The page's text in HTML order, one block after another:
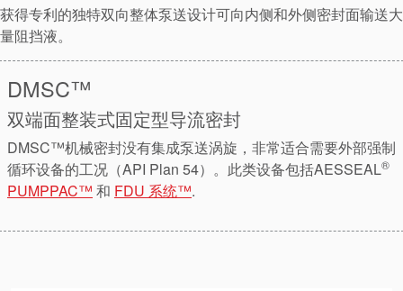
认证和标准
联系我们
获得专利的独特双向整体泵送设计可向内侧和外侧密封面输送大
量阻挡液。
DMSC™
双端面整装式固定型导流密封
DMSC™机械密封没有集成泵送涡旋，非常适合需要外部强制
循环设备的工况（API Plan 54）。此类设备包括AESSEAL®
PUMPPAC™ 和 FDU 系统™.